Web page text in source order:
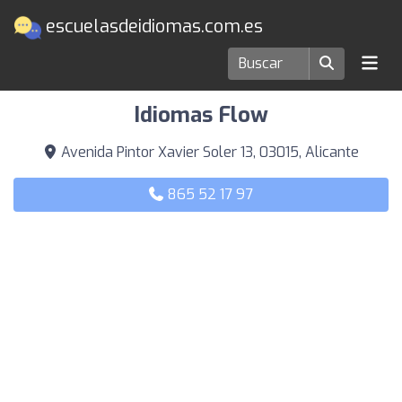
escuelasdeidiomas.com.es
Escuelas de idiomas en Alicante
Idiomas Flow
Avenida Pintor Xavier Soler 13, 03015, Alicante
865 52 17 97